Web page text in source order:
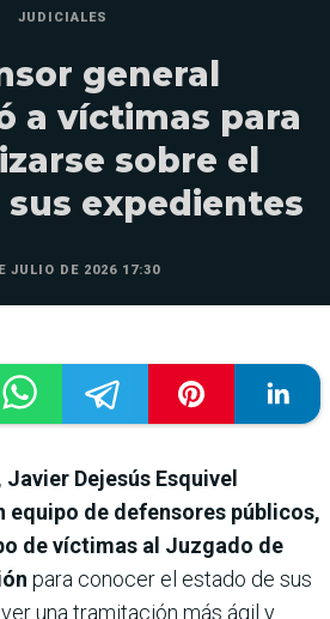
JUDICIALES
general
a víctimas para
sobre el
expedientes
JULIO DE 2026 17:30
Dejesús Esquivel
equipo de defensores públicos,
de víctimas al Juzgado de
para conocer el estado de sus
una tramitación más ágil y